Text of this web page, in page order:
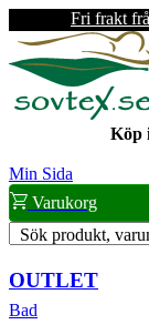
Fri frakt
Köp
Min Sida
Varukorg
Sök produkt,
OUTLET
Bad